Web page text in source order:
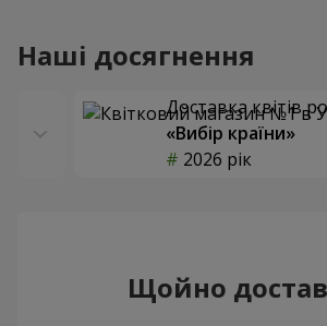
Наші досягнення
Доставка квітів
«Вибір країни»
2026 рік
Щойно